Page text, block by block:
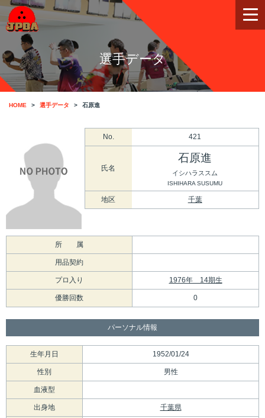
選手データ
HOME 選手データ 石原進
No. 421
氏名
石原進
イシハラススム
ISHIHARA SUSUMU
地区 千葉
所 属
用品契約
プロ入り 1976年 14期生
優勝回数 0
パーソナル情報
生年月日 1952/01/24
性別 男性
血液型
出身地 千葉県